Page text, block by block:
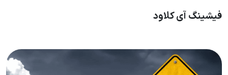
فیشینگ آی کلاود